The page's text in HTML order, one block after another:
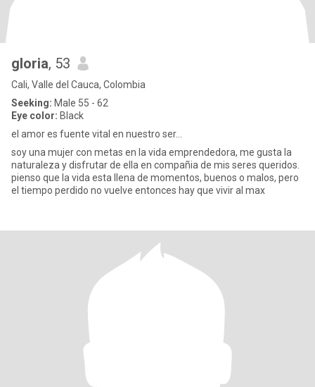
gloria, 53
Cali, Valle del Cauca, Colombia
Seeking: Male 55 - 62
Eye color: Black
el amor es fuente vital en nuestro ser...
soy una mujer con metas en la vida emprendedora, me gusta la
naturaleza y disfrutar de ella en compañia de mis seres queridos.
pienso que la vida esta llena de momentos, buenos o malos, pero
el tiempo perdido no vuelve entonces hay que vivir al max